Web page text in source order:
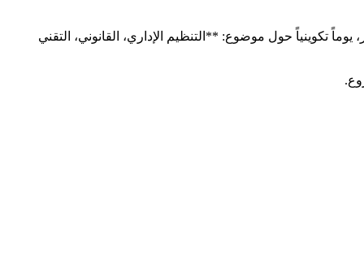
مراكش آسفي ـ بتنسيق مع جمعية مقاولتي يوم الجمعة، 18 أكتوبر 2024، بجماعة أيت أورير، يوماً تكوينياً حول موضوع: **التنظيم الإداري، القانوني، التقني